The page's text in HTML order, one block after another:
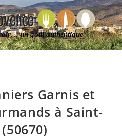
un goût authentique
Garnis et
à Saint-